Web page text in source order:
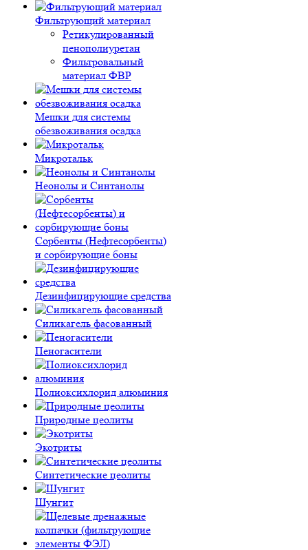
Фильтрующий материал
Ретикулированный
пенополиуретан
Фильтровальный
материал ФВР
Мешки для системы
обезвоживания осадка
Микротальк
Неонолы и Синтанолы
Сорбенты (Нефтесорбенты)
и сорбирующие боны
Дезинфицирующие средства
Силикагель фасованный
Пеногасители
Полиокси­хлорид алюминия
Природные цеолиты
Экотриты
Синтетические цеолиты
Шунгит